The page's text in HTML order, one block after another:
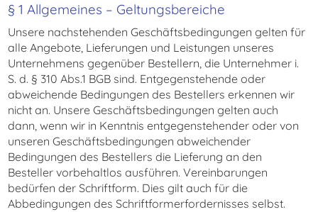
§ 1 Allgemeines – Geltungsbereiche
Unsere nachstehenden Geschäftsbedingungen gelten für
alle Angebote, Lieferungen und Leistungen unseres
Unternehmens gegenüber Bestellern, die Unternehmer i.
S. d. § 310 Abs.1 BGB sind. Entgegenstehende oder
abweichende Bedingungen des Bestellers erkennen wir
nicht an. Unsere Geschäftsbedingungen gelten auch
dann, wenn wir in Kenntnis entgegenstehender oder von
unseren Geschäftsbedingungen abweichender
Bedingungen des Bestellers die Lieferung an den
Besteller vorbehaltlos ausführen. Vereinbarungen
bedürfen der Schriftform. Dies gilt auch für die
Abbedingungen des Schriftformerfordernisses selbst.